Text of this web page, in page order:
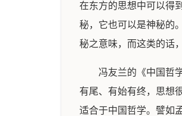
在东方的思想中可以得
秘，它也可以是神秘的
秘之意味，而这类的话
冯友兰的《中国哲
有尾、有始有终，思想
适合于中国哲学。譬如